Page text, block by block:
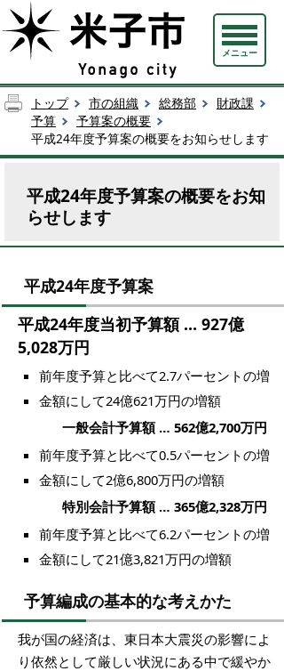
メニュー
トップ 市の組織 総務部
財政課
予算
予算案の概要
平成24年度予算案の概要をお知らせします
平成24年度予算案の概要をお知
らせします
平成24年度予算案
平成24年度当初予算額 … 927億
5,028万円
前年度予算と比べて2.7パーセントの増
金額にして24億621万円の増額
一般会計予算額 … 562億2,700万円
前年度予算と比べて0.5パーセントの増
金額にして2億6,800万円の増額
特別会計予算額 … 365億2,328万円
前年度予算と比べて6.2パーセントの増
金額にして21億3,821万円の増額
予算編成の基本的な考えかた
我が国の経済は、東日本大震災の影響によ
り依然として厳しい状況にある中で緩やか